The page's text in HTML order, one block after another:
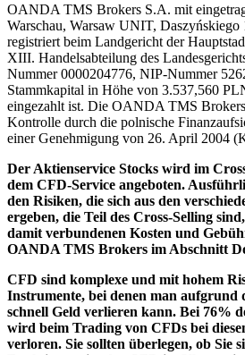
OANDA TMS Brokers S.A. mit
Warschau, Warsaw UNIT, Daszyńskiego
registriert beim Landgericht der
XIII. Handelsabteilung des
Nummer 0000204776, NIP-Nummer
Stammkapital in Höhe von 3.537,560
eingezahlt ist. Die OANDA TMS
Kontrolle durch die polnische
einer Genehmigung von 26. April 2004
Der Aktienservice Stocks wird im
dem CFD-Service angeboten.
den Risiken, die sich aus den
ergeben, die Teil des Cross-Selling
damit verbundenen Kosten und
OANDA TMS Brokers im Abschnitt
CFD sind komplexe und mit hohem
Instrumente, bei denen man aufgrund
schnell Geld verlieren kann. Bei 76%
wird beim Trading von CFDs bei
verloren. Sie sollten überlegen, ob Sie